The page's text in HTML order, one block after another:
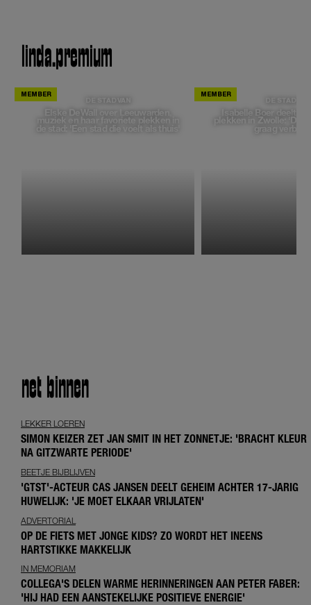
linda.premium
DE STAD VAN
Elske DeWall over Leeuwarden,
muziek en haar favoriete plekken in
de stad: 'Een stad die voelt als thuis'
Isabelle Boer deelt
plekken in Zwolle:
graag
net binnen
LEKKER LOEREN
SIMON KEIZER ZET JAN SMIT IN HET ZONNETJE: 'BRACHT KLEUR
NA GITZWARTE PERIODE'
BEETJE BIJBLIJVEN
'GTST'-ACTEUR CAS JANSEN DEELT GEHEIM ACHTER 17-JARIG
HUWELIJK: 'JE MOET ELKAAR VRIJLATEN'
ADVERTORIAL
OP DE FIETS MET JONGE KIDS? ZO WORDT HET INEENS
HARTSTIKKE MAKKELIJK
IN MEMORIAM
COLLEGA'S DELEN WARME HERINNERINGEN AAN PETER FABER:
'HIJ HAD EEN AANSTEKELIJKE POSITIEVE ENERGIE'